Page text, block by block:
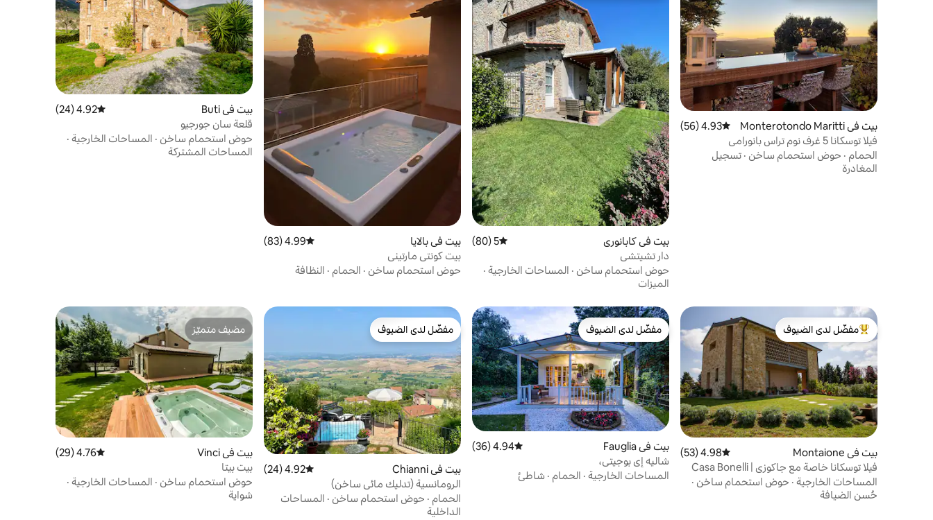
بيت في Monterotondo Maritti
mo
متوسط التقييم 4.93 من 5، 56 مراجعات
4.93 (56)
فيلا توسكانا 5 غرف نوم تراس بانورامي
الحمام · حوض استحمام ساخن · تسجيل
المغادرة
بيت في كابانوري متوسط التقييم 5 من 5، 80 مراجعات
5 (80)
دار تشيتشي
حوض استحمام ساخن · المساحات الخارجية ·
الميزات
بيت في بالايا متوسط التقييم 4.99 من 5، 83 مراجعات
4.99 (83)
بيت كونتي مارتيني
حوض استحمام ساخن · الحمام · النظافة
بيت في Buti متوسط التقييم 4.92 من 5، 24 مراجعات
4.92 (24)
قلعة سان جورجيو
حوض استحمام ساخن · المساحات الخارجية ·
المساحات المشتركة
من أبرز البيوت المفضّلة لدى الضيوف
مفضّل لدى الضيوف
بيت في Montaione متوسط التقييم 4.98 من 5، 53 مراجعات
4.98 (53)
فيلا توسكانا خاصة مع جاكوزي | Casa Bonelli
المساحات الخارجية · حوض استحمام ساخن ·
حُسن الضيافة
مفضّل لدى الضيوف
مفضّل لدى الضيوف
بيت في Fauglia متوسط التقييم 4.94 من 5، 36 مراجعات
4.94 (36)
شاليه إي بوجيتي،
المساحات الخارجية · الحمام · شاطئ
مفضّل لدى الضيوف
مفضّل لدى الضيوف
بيت في Chianni متوسط التقييم 4.92 من 5، 24 مراجعات
4.92 (24)
الرومانسية (تدليك مائي ساخن)
الحمام · حوض استحمام ساخن · المساحات
الداخلية
مضيف متميّز
مضيف متميّز
بيت في Vinci متوسط التقييم 4.76 من 5، 29 مراجعات
4.76 (29)
بيت بيتا
حوض استحمام ساخن · المساحات الخارجية ·
شواية